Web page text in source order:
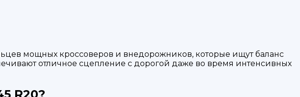
мощных кроссоверов и внедорожников, которые ищут баланс
отличное сцепление с дорогой даже во время интенсивных
R20?